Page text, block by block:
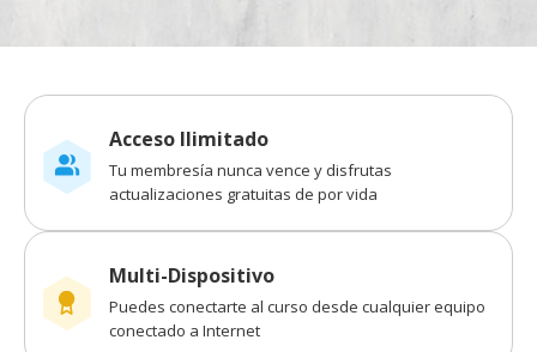
Acceso Ilimitado
Tu membresía nunca vence y disfrutas
actualizaciones gratuitas de por vida
Multi-Dispositivo
Puedes conectarte al curso desde cualquier equipo
conectado a Internet